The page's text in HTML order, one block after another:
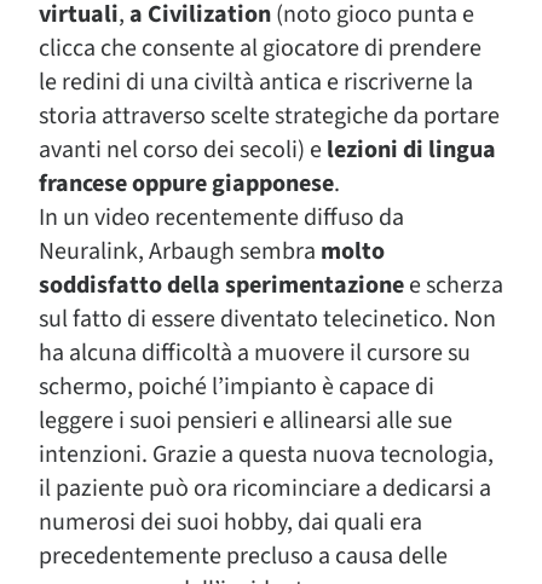
virtuali,a Civilization(noto gioco punta e
clicca che consente al giocatore di prendere
le redini di una civiltà antica e riscriverne la
storia attraverso scelte strategiche da portare
avanti nel corso dei secoli) elezioni di lingua
francese oppure giapponese.
In un video recentemente diffuso da
Neuralink, Arbaugh sembra molto
soddisfatto della sperimentazionee scherza
sul fatto di essere diventato telecinetico. Non
ha alcuna difficoltà a muovere il cursore su
schermo, poiché l’impianto è capace di
leggere i suoi pensieri e allinearsi alle sue
intenzioni. Grazie a questa nuova tecnologia,
il paziente può ora ricominciare a dedicarsi a
numerosi dei suoi hobby, dai quali era
precedentemente precluso a causa delle